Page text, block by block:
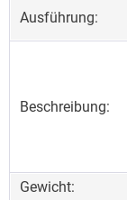
Ausführung:
Beschreibung:
Gewicht: